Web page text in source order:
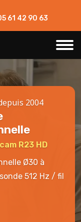
61 42 90 63
2004
R23 HD
Ø30 à
512 Hz / fil